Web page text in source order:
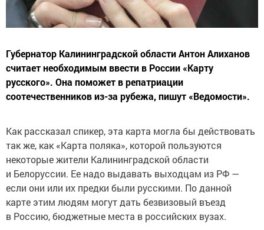
Губернатор Калининградской области Антон Алиханов
считает необходимым ввести в России «Карту
русского». Она поможет в репатриации
соотечественников из-за рубежа, пишут «Ведомости».
Как рассказал спикер, эта карта могла бы действовать
так же, как «Карта поляка», которой пользуются
некоторые жители Калининградской области
и Белоруссии. Ее надо выдавать выходцам из РФ —
если они или их предки были русскими. По данной
карте этим людям могут дать безвизовый въезд
в Россию, бюджетные места в российских вузах.